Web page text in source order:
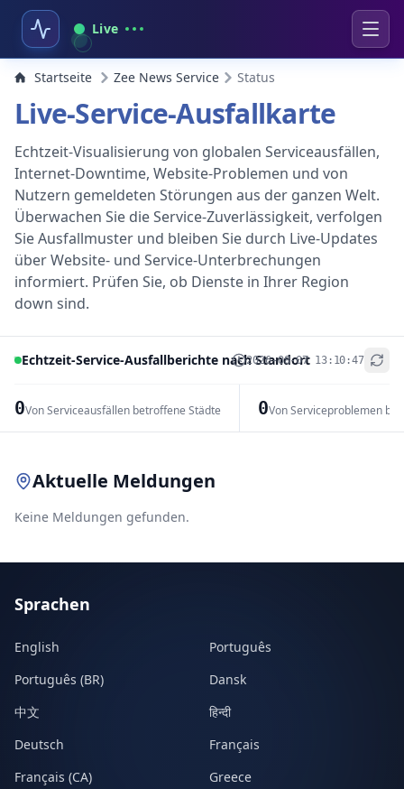
Live
Startseite Zee News Service Status
Live-Service-Ausfallkarte
Echtzeit-Visualisierung von globalen Serviceausfällen,
Internet-Downtime, Website-Problemen und von
Nutzern gemeldeten Störungen aus der ganzen Welt.
Überwachen Sie die Service-Zuverlässigkeit, verfolgen
Sie Ausfallmuster und bleiben Sie durch Live-Updates
über Website- und Service-Unterbrechungen
informiert. Prüfen Sie, ob Dienste in Ihrer Region
down sind.
Echtzeit-Service-Ausfallberichte nach Standort
2026-08-07 13:10:47
0Von Serviceausfällen betroffene Städte 0Von Serviceproblemen
+
Aktuelle Meldungen
Keine Meldungen gefunden.
Sprachen
English
Português
Português (BR)
Dansk
中文
हिन्दी
Deutsch
Français
Français (CA)
Greece